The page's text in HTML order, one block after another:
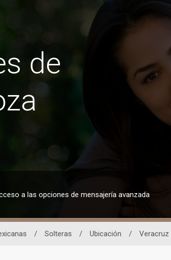
de
a las opciones de mensajería avanzada
/ Solteras / Ubicación / Veracruz